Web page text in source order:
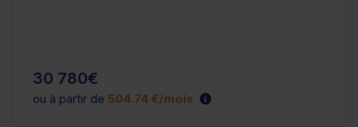
30 780€
ou à partir de 504.74 €/mois